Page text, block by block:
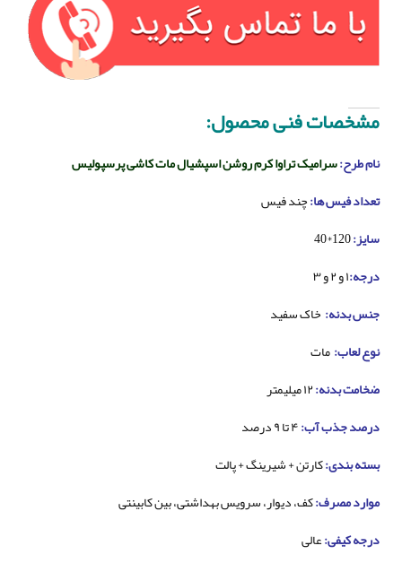
مشخصات فنی محصول:
نام طرح:سرامیک تراوا کرم روشن اسپشیال مات کاشی پرسپولیس
تعداد فیس ها:چند فیس
سایز:
درجه:۱ و ۲ و ۳
جنس بدنه: خاک سفید
نوع لعاب:مات
ضخامت بدنه:
درصد جذب آب:
بسته بندی:کارتن + شیرینگ + پالت
موارد مصرف:کف، دیوار، سرویس بهداشتی، بین کابینتی
درجه کیفی:عالی